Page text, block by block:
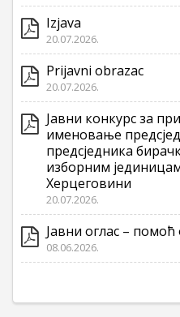
Izjava
20.07.2026.
Prijavni obrazac
20.07.2026.
Јавни конкурс за
именовање
предсједника
изборним
Херцеговини
20.07.2026.
Јавни оглас –
08.06.2026.